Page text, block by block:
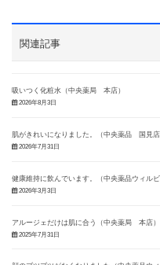
関連記事
吸いつく化粧水（中央薬局 本店）
2026年8月3日
肌がきれいになりました。（中央薬品 国見店
2026年7月31日
健康維持に飲んでいます。（中央薬品ウィルビ
2026年3月3日
アルージェだけは肌に合う（中央薬局 本店）
2025年7月31日